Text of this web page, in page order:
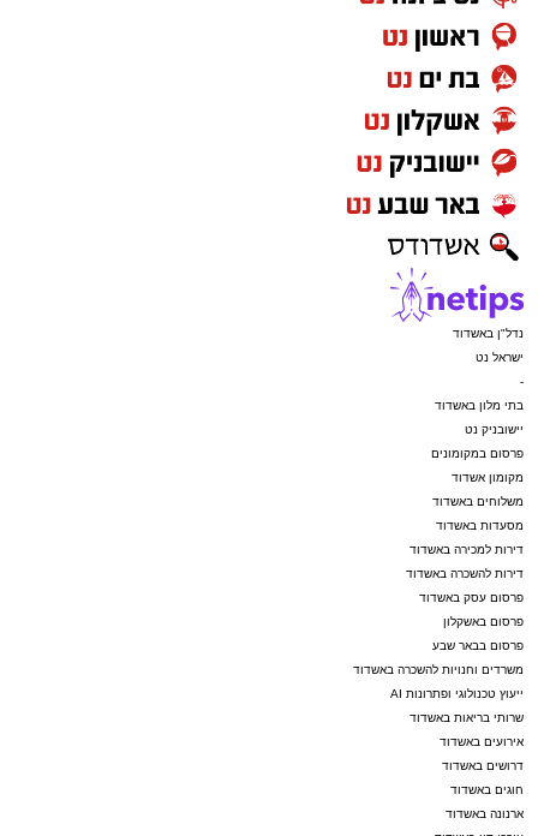
נדל"ן באשדוד
ישראל נט
-
בתי מלון באשדוד
יישובניק נט
פרסום במקומונים
מקומון אשדוד
משלוחים באשדוד
מסעדות באשדוד
דירות למכירה באשדוד
דירות להשכרה באשדוד
פרסום עסק באשדוד
פרסום באשקלון
פרסום בבאר שבע
משרדים וחנויות להשכרה באשדוד
ייעוץ טכנולוגי ופתרונות AI
שרותי בריאות באשדוד
אירועים באשדוד
דרושים באשדוד
חוגים באשדוד
ארנונה באשדוד